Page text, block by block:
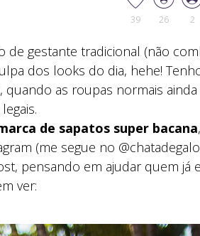
39 26 2
gestante tradicional (não
dos looks do dia, hehe!
as roupas normais ainda
de sapatos super bacana
(me segue no
pensando em ajudar quem já
ver: